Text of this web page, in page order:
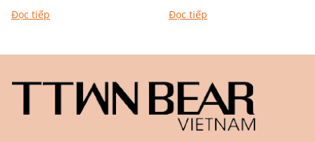
nghệ thuật Khác với túi
Đọc tiếp
áo mà còn được...
Đọc tiếp